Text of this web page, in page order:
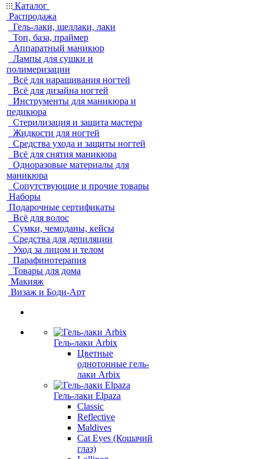
Каталог
Распродажа
Гель-лаки, шеллаки, лаки
Топ, база, праймер
Аппаратный маникюр
Лампы для сушки и
полимеризации
Всё для наращивания ногтей
Всё для дизайна ногтей
Инструменты для маникюра и
педикюра
Стерилизация и защита мастера
Жидкости для ногтей
Средства ухода и защиты ногтей
Всё для снятия маникюра
Одноразовые материалы для
маникюра
Сопутствующие и прочие товары
Наборы
Подарочные сертификаты
Всё для волос
Сумки, чемоданы, кейсы
Средства для депиляции
Уход за лицом и телом
Парафинотерапия
Товары для дома
Макияж
Визаж и Боди-Арт
Гель-лаки Arbix
Цветные
однотонные гель-
лаки Arbix
Гель-лаки Elpaza
Classic
Reflective
Maldives
Cat Eyes (Кошачий
глаз)